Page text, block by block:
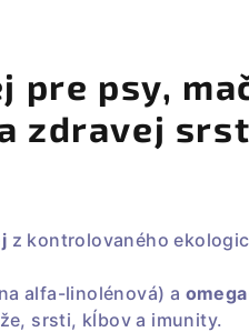
pre psy,
zdravej
z kontrolovaného
alfa-linolénová) a
srsti, kĺbov a imunity.